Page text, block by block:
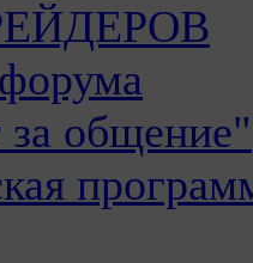
общение"